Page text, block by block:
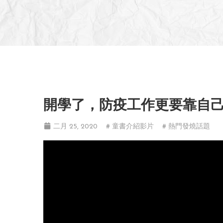
開學了，防疫工作更要靠自
二月 25, 2020 # 童書介紹影片 # 熱門發燒話題